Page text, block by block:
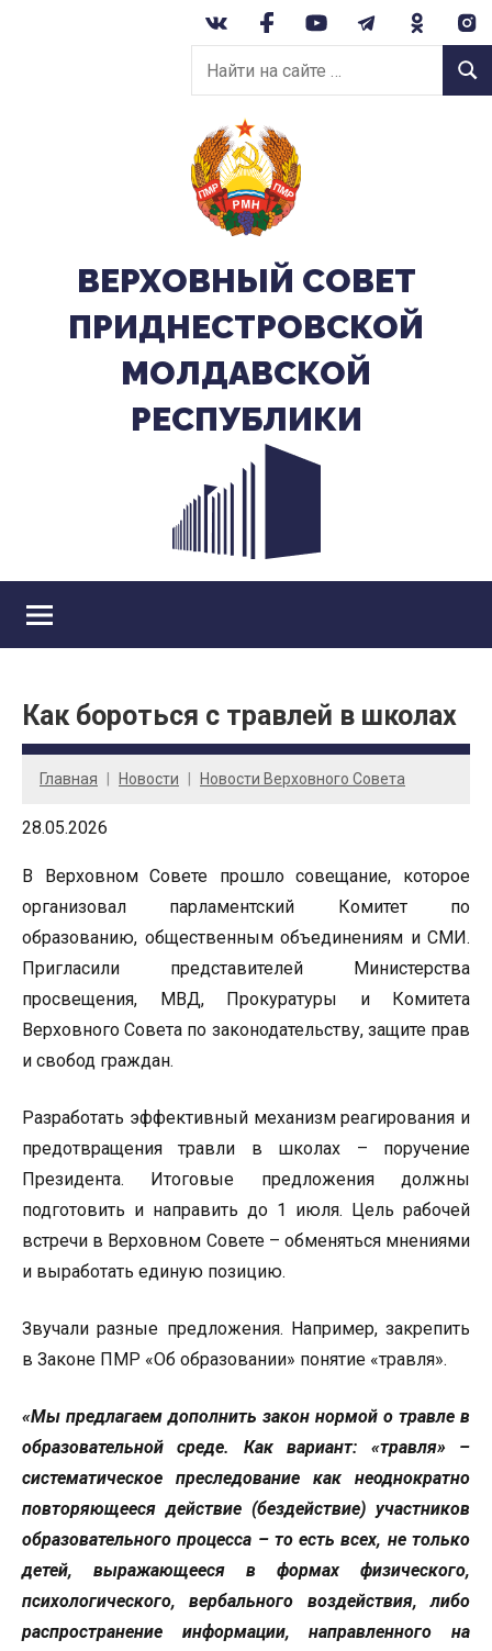
Найти
на
сайте:
ВЕРХОВНЫЙ CОВЕТ
ПРИДНЕСТРОВСКОЙ
МОЛДАВСКОЙ
РЕСПУБЛИКИ
Как бороться с травлей в школах
Главная Новости Новости Верховного Совета
28.05.2026
В Верховном Совете прошло совещание, которое
организовал парламентский Комитет по
образованию, общественным объединениям и СМИ.
Пригласили представителей Министерства
просвещения, МВД, Прокуратуры и Комитета
Верховного Совета по законодательству, защите прав
и свобод граждан.
Разработать эффективный механизм реагирования и
предотвращения травли в школах – поручение
Президента. Итоговые предложения должны
подготовить и направить до 1 июля. Цель рабочей
встречи в Верховном Совете – обменяться мнениями
и выработать единую позицию.
Звучали разные предложения. Например, закрепить
в Законе ПМР «Об образовании» понятие «травля».
«Мы предлагаем дополнить закон нормой о травле в
образовательной среде. Как вариант: «травля» –
систематическое преследование как неоднократно
повторяющееся действие (бездействие) участников
образовательного процесса – то есть всех, не только
детей, выражающееся в формах физического,
психологического, вербального воздействия, либо
распространение информации, направленного на